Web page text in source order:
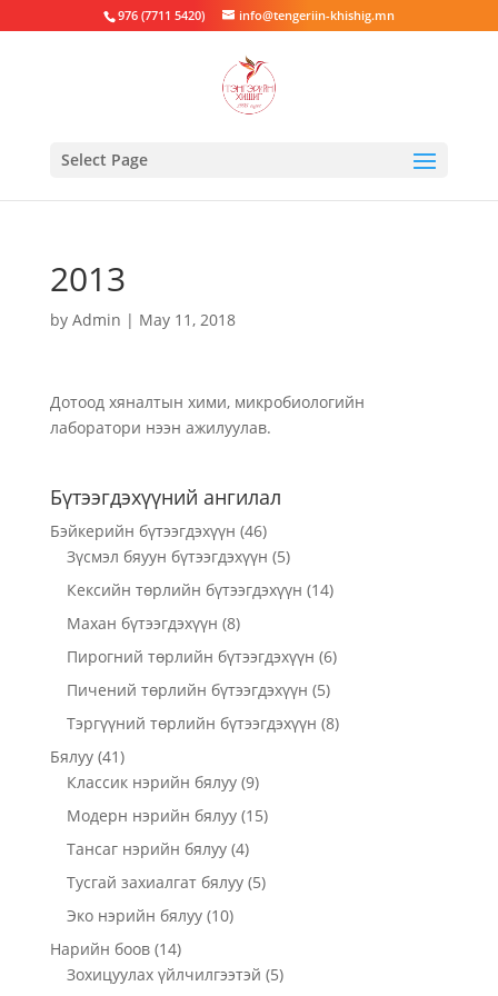
976 (7711 5420) info@tengeriin-khishig.mn
Select Page
2013
by Admin | May 11, 2018
Дотоод хяналтын хими, микробиологийн
лаборатори нээн ажилуулав.
Бүтээгдэхүүний ангилал
Бэйкерийн бүтээгдэхүүн (46)
Зүсмэл бяуун бүтээгдэхүүн (5)
Кексийн төрлийн бүтээгдэхүүн (14)
Махан бүтээгдэхүүн (8)
Пирогний төрлийн бүтээгдэхүүн (6)
Пичений төрлийн бүтээгдэхүүн (5)
Тэргүүний төрлийн бүтээгдэхүүн (8)
Бялуу (41)
Классик нэрийн бялуу (9)
Модерн нэрийн бялуу (15)
Тансаг нэрийн бялуу (4)
Тусгай захиалгат бялуу (5)
Эко нэрийн бялуу (10)
Нарийн боов (14)
Зохицуулах үйлчилгээтэй (5)